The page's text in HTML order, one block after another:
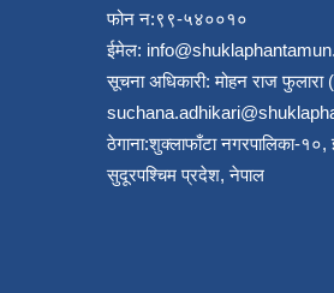
फोन न:९९-५४००१०
ईमेल:
सूचना अधिकारी: मोहन राज
ठेगाना:शुक्लाफाँटा नगरपालिका-
सुदूरपश्चिम प्रदेश, नेपाल